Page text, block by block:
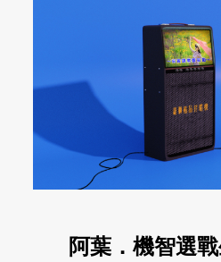
阿葉．機智選戰